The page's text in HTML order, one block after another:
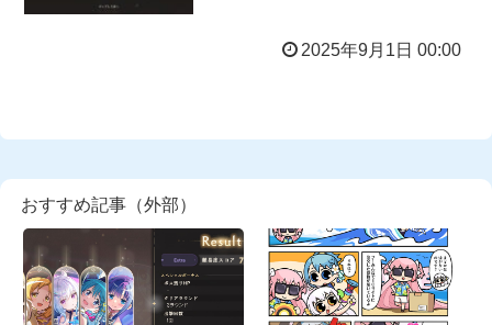
2025年9月1日 00:00
おすすめ記事（外部）